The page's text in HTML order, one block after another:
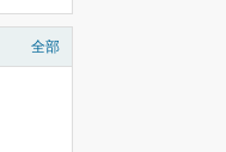
全部